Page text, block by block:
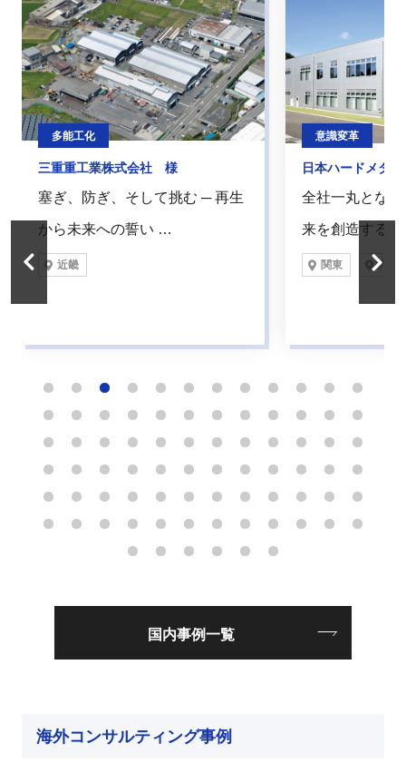
多能工化
三重重工業株式会社 様
塞ぎ、防ぎ、そして挑む ─ 再生
から未来への誓い …
近畿
意識変革
日本ハードメタ
全社一丸とな
来を創造する
関東 九州
国内事例一覧
海外コンサルティング事例